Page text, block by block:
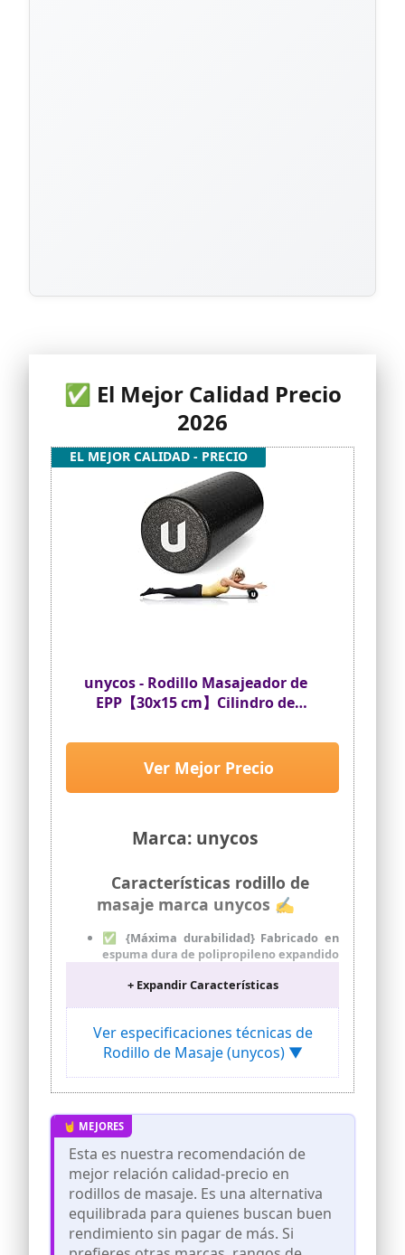
✅ El Mejor Calidad Precio
2026
unycos - Rodillo Masajeador de
EPP【30x15 cm】Cilindro de
Masaje Muscular, Fitness, Foam
Roller Ligero de Alta Resistencia
para Yoga, Pilates y Alivio de
Marca: unycos
Ver Mejor Precio
EL MEJOR CALIDAD - PRECIO
Características rodillo de
masaje marca unycos ✍
✅ {Máxima durabilidad} Fabricado en
espuma dura de polipropileno expandido
resistente a los golpes, por lo que
💪 {Recuperación muscular óptima} El
Foam Roller ofrece un masaje muscular
profesional, liberando tensiones y
acelerando la recuperación. Incorpóralo
elongar, activar tus músculos y
optimizar los resultados durante el
ejercicio.
💙 {Versatilidad} Se adapta a una
variedad de usos, desde ejercicios de
estiramiento y equilibrio, hasta
tonificación y rehabilitación. Ya sea en
sesiones de yoga, pilates o en tu rincón
+ Expandir Características
Ver especificaciones técnicas de
Rodillo de Masaje (unycos) ▼
Esta es nuestra recomendación de
mejor relación calidad-precio en
rodillos de masaje. Es una alternativa
equilibrada para quienes buscan buen
rendimiento sin pagar de más. Si